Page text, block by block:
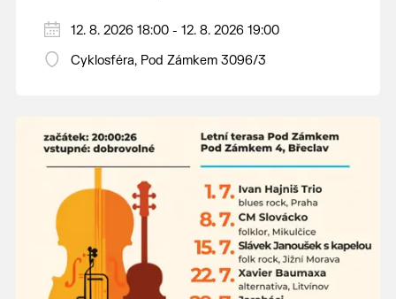
Hraje se jen za příznivého počasí.
Vstupné dobrovolné.
12. 8. 2026 18:00 - 12. 8. 2026 19:00
Cyklosféra, Pod Zámkem 3096/3